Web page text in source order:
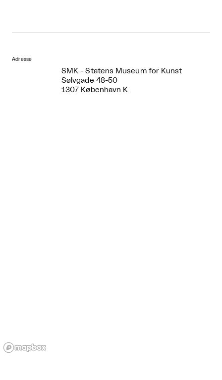
Adresse
SMK - Statens Museum for Kunst
Sølvgade 48-50
1307 København K